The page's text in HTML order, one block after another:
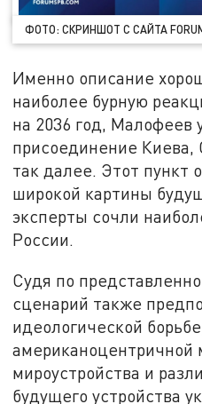
ФОТО: СКРИНШОТ С САЙТА
Именно описание
наиболее бурную
на 2036 год, Малофеев
присоединение Киева,
так далее. Этот пункт
широкой картины
эксперты сочли
России.
Судя по
сценарий также
идеологической
американоцентричной
мироустройства и
будущего устройства